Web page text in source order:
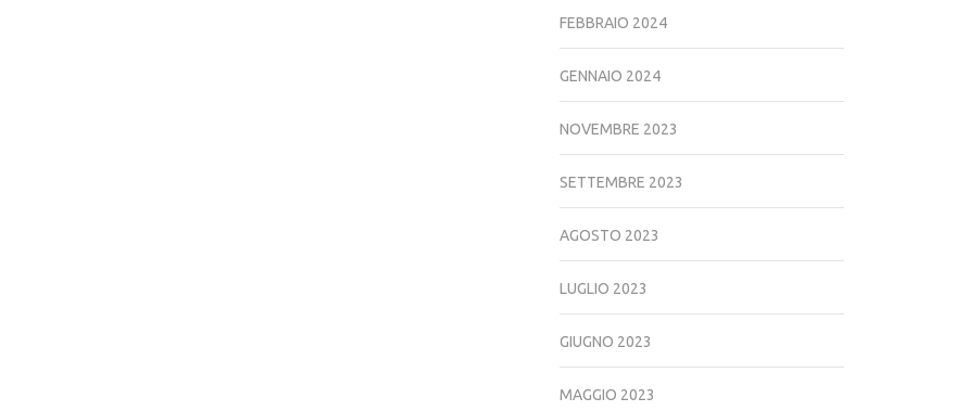
FEBBRAIO 2024
GENNAIO 2024
NOVEMBRE 2023
SETTEMBRE 2023
AGOSTO 2023
LUGLIO 2023
GIUGNO 2023
MAGGIO 2023